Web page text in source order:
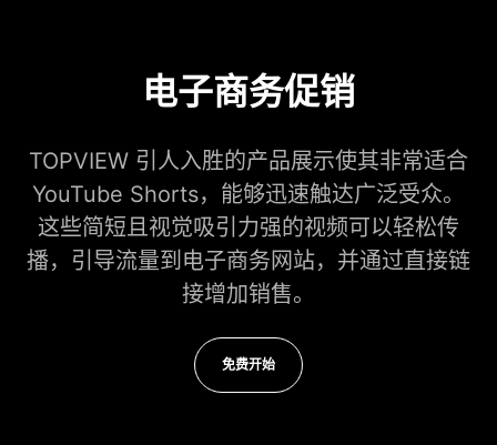
电子商务促销
TOPVIEW 引人入胜的产品展示使其非常适合
YouTube Shorts，能够迅速触达广泛受众。
这些简短且视觉吸引力强的视频可以轻松传
播，引导流量到电子商务网站，并通过直接链
接增加销售。
免费开始